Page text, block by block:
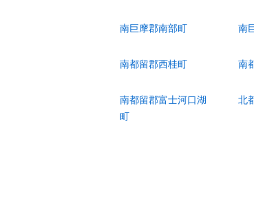
南巨摩郡南部町 南
南都留郡西桂町 南
南都留郡富士河口湖
町
北